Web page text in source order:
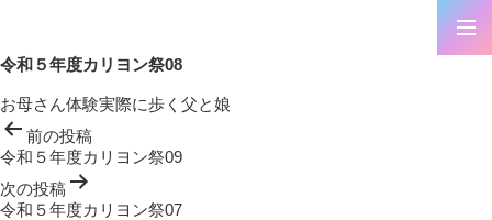
令和５年度カリヨン祭08
お母さん体験実際に歩く父と娘
投
ナ
ビ
ゲ
前の投稿
令和５年度カリヨン祭09
次の投稿
令和５年度カリヨン祭07